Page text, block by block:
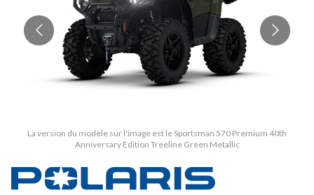
La version du modèle sur l'image est le Sportsman 570 Premium 40th
Anniversary Edition Treeline Green Metallic